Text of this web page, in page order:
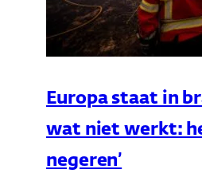
Europa staat in
wat niet werkt:
negeren’